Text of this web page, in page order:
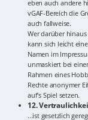
eben auch andere
vGAF-Bereich die
auch fallweise.
Wer darüber
kann sich leicht
Namen im
unmaskiert bei
Rahmen eines
Rechte anonymer
auf's Spiel setzen.
12.
...ist gesetzlich